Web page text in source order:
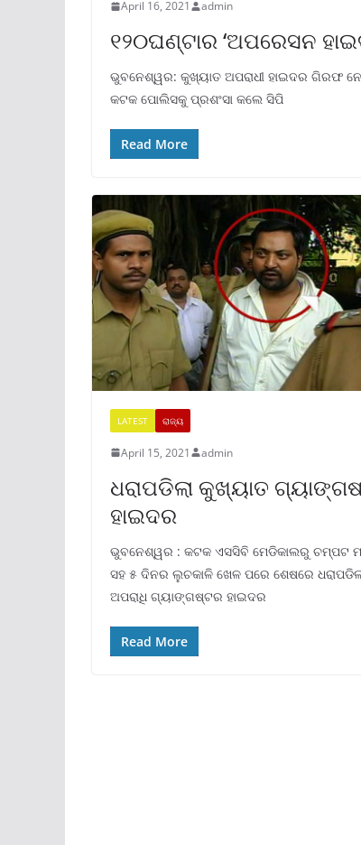
April 16, 2021 admin
୧୨୦ଘଣ୍ଟାର ‘ଅପରେସନ
ଭୁବନେଶ୍ୱର: କୁଖ୍ୟାତ ଅପରାଧୀ ହାଇଦର ଗିରଫ
କଟକ ପୋଲିସକୁ ପ୍ରଶଂସା କଲେ ସିପି
Read More
LATEST ରାଜ୍ୟ
April 15, 2021 admin
ଧରାପଡିଲା କୁଖ୍ୟାତ
ହାଇଦର
ଭୁବନେଶ୍ୱର : କଟକ ଏସସିବି ମେଡିକାଲରୁ ଚମ୍ପଟ
ସହ ୫ ଦିନର ଲୁଚକାଳି ଖେଳ ପରେ ଶେଷରେ
ଅପରାଧି ଗ୍ୟାଙ୍ଗଷ୍ଟର ହାଇଦର
Read More